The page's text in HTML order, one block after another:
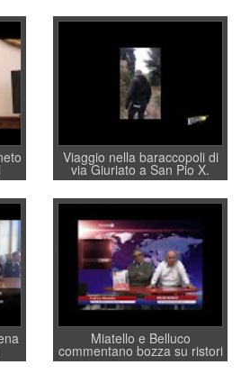
Viaggio nella baraccopoli di
via Giuriato a San Pio X.
Vicenza ai Vicentini: “faremo
un regalo di Natale ai
residenti”
Miatello e Belluco
commentano bozza su ristori
BPVi e Veneto Banca